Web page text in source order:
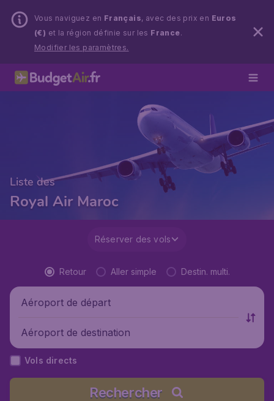
Vous naviguez en Français, avec des prix en Euros
(€) et la région définie sur les France.
Modifier les paramètres.
Liste des
Royal Air Maroc
Réserver des vols
Retour Aller simple Destin. multi.
Aéroport de départ
Aéroport de destination
Vols directs
Rechercher